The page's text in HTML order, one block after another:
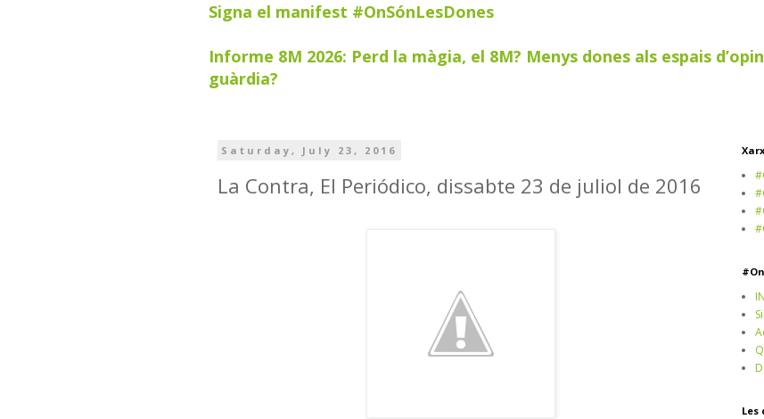
Signa el manifest #OnSónLesDones
Informe 8M 2026: Perd la màgia, el 8M? Menys dones als espais
guàrdia?
Saturday, July 23, 2016
La Contra, El Periódico, dissabte 23 de juliol de 2016
Les